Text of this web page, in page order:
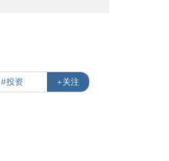
#投资 +关注